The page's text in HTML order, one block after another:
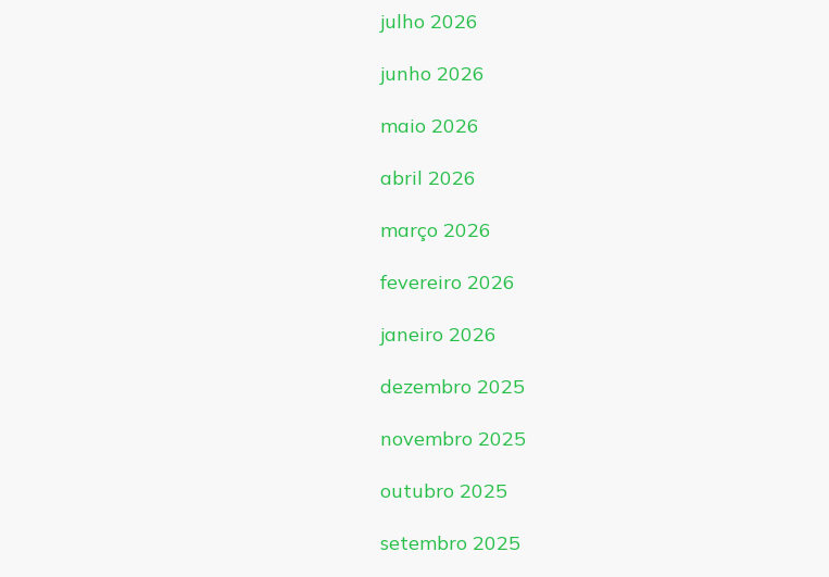
julho 2026
junho 2026
maio 2026
abril 2026
março 2026
fevereiro 2026
janeiro 2026
dezembro 2025
novembro 2025
outubro 2025
setembro 2025